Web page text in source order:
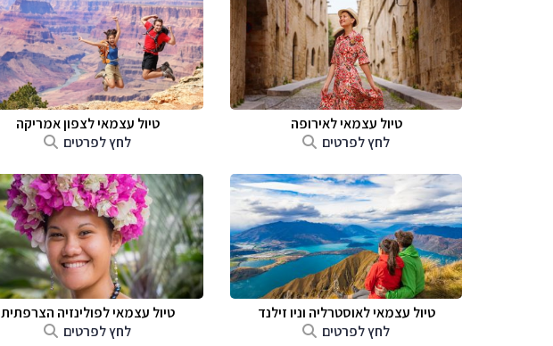
טיול עצמאי לאירופה
לחץ לפרטים
טיול עצמאי לצפון אמריקה
לחץ לפרטים
טיול עצמאי לאוסטרליה וניו זילנד
לחץ לפרטים
טיול עצמאי לפולינזיה הצרפתית
לחץ לפרטים